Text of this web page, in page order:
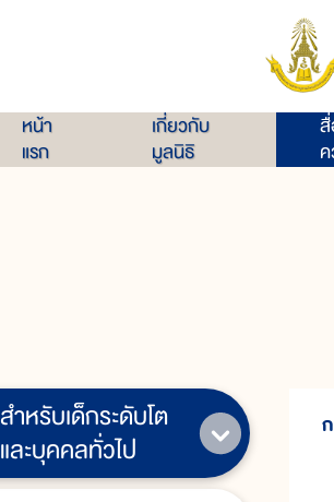
หน้า
แรก
เกี่ยวกับ
มูลนิธิ
สำหรับเด็กระดับโต
และบุคคลทั่วไป